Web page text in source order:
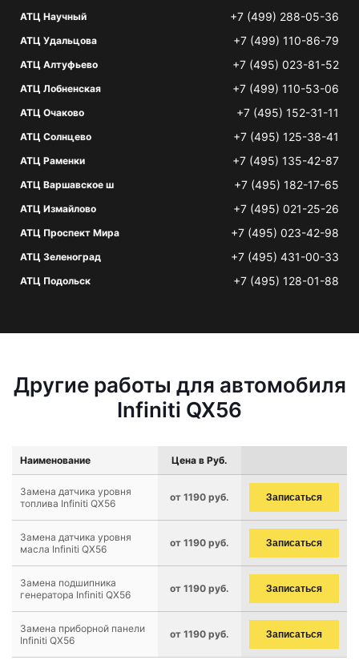
АТЦ Научный +7 (499) 288-05-36
АТЦ Удальцова +7 (499) 110-86-79
АТЦ Алтуфьево +7 (495) 023-81-52
АТЦ Лобненская +7 (499) 110-53-06
АТЦ Очаково +7 (495) 152-31-11
АТЦ Солнцево +7 (495) 125-38-41
АТЦ Раменки +7 (495) 135-42-87
АТЦ Варшавское ш +7 (495) 182-17-65
АТЦ Измайлово +7 (495) 021-25-26
АТЦ Проспект Мира +7 (495) 023-42-98
АТЦ Зеленоград +7 (495) 431-00-33
АТЦ Подольск +7 (495) 128-01-88
Другие работы для автомобиля
Infiniti QX56
Наименование Цена в Руб.
Замена датчика уровня
топлива Infiniti QX56
от 1190 руб. Записаться
Замена датчика уровня
масла Infiniti QX56
от 1190 руб. Записаться
Замена подшипника
генератора Infiniti QX56
от 1190 руб. Записаться
Замена приборной панели
Infiniti QX56
от 1190 руб. Записаться